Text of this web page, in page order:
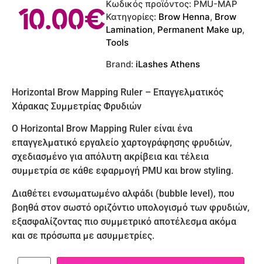
10.00€Κωδικός προϊόντος: PMU-MAP
Κατηγορίες: Brow Henna, Brow
Lamination, Permanent Make up,
Tools
Brand: iLashes Athens
Horizontal Brow Mapping Ruler – Επαγγελματικός
Χάρακας Συμμετρίας Φρυδιών
Ο Horizontal Brow Mapping Ruler είναι ένα
επαγγελματικό εργαλείο χαρτογράφησης φρυδιών,
σχεδιασμένο για απόλυτη ακρίβεια και τέλεια
συμμετρία σε κάθε εφαρμογή PMU και brow styling.
Διαθέτει ενσωματωμένο αλφάδι (bubble level), που
βοηθά στον σωστό οριζόντιο υπολογισμό των φρυδιών,
εξασφαλίζοντας πιο συμμετρικό αποτέλεσμα ακόμα
και σε πρόσωπα με ασυμμετρίες.